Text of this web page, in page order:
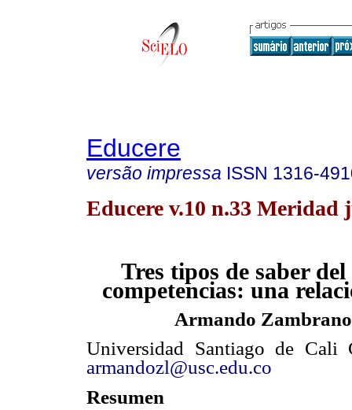
Educere
versão impressa ISSN 1316-
Educere v.10 n.33 Meridad
Tres tipos de saber
competencias: una
Armando
Universidad Santiago de Cali
armandozl@usc.edu.co
Resumen